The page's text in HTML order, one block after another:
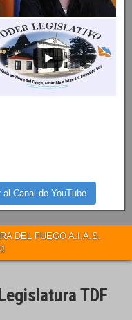
al Canal de YouTube
DEL FUEGO A.I.A.S.
TDF